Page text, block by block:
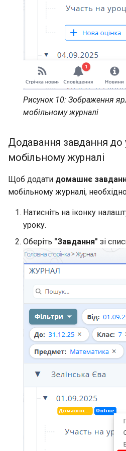
Рисунок 10: Зображення
мобільному журналі
Додавання завдання до
мобільному журналі
Щоб додати домашнє
мобільному журналі,
Натисніть на іконку
уроку.
Оберіть "Завдання" зі